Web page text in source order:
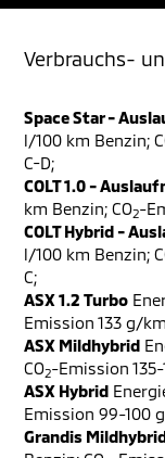
Verbrauchs-
Space Star -
l/100 km Benzin;
C-D;
COLT 1.0 -
km Benzin; CO2-
COLT Hybrid -
l/100 km Benzin;
C;
ASX 1.2 Turbo
Emission 133 g/
ASX Mildhybrid
CO2-Emission
ASX Hybrid
Emission 99-100
Grandis